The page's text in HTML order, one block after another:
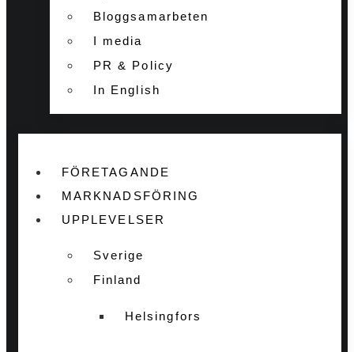
Bloggsamarbeten
I media
PR & Policy
In English
FÖRETAGANDE
MARKNADSFÖRING
UPPLEVELSER
Sverige
Finland
Helsingfors